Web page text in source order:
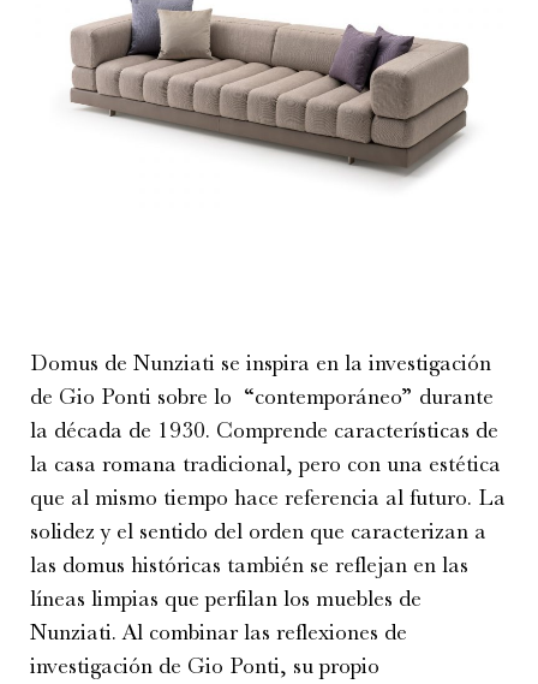
Domus de Nunziati se inspira en la investigación
de Gio Ponti sobre lo “contemporáneo” durante
la década de 1930. Comprende características de
la casa romana tradicional, pero con una estética
que al mismo tiempo hace referencia al futuro. La
solidez y el sentido del orden que caracterizan a
las domus históricas también se reflejan en las
líneas limpias que perfilan los muebles de
Nunziati. Al combinar las reflexiones de
investigación de Gio Ponti, su propio